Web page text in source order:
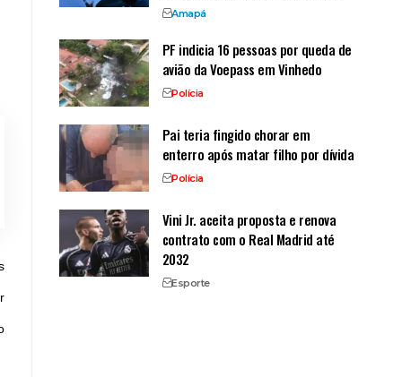
Amapá
PF indicia 16 pessoas por queda de
avião da Voepass em Vinhedo
Polícia
Pai teria fingido chorar em
enterro após matar filho por dívida
Polícia
Vini Jr. aceita proposta e renova
contrato com o Real Madrid até
2032
Esporte